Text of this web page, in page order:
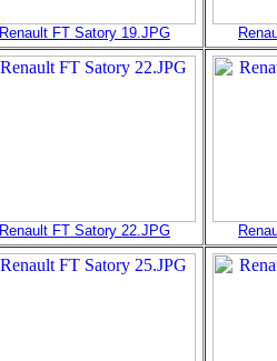
Renault FT Satory 19.JPG
Renault FT Satory 22.JPG